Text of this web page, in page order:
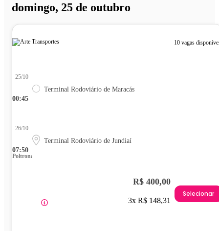
domingo, 25 de outubro
10 vagas
00:45
25/10
Terminal Rodoviário de Maracás
07:50
26/10
Terminal Rodoviário de Jundiaí
Poltrona
R$ 400,00
3x R$ 148,31
Selecionar